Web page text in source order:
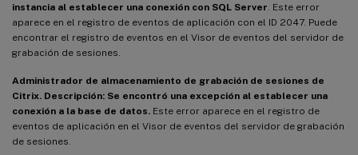
instancia al establecer una conexión con SQL Server . Este error
aparece en el registro de eventos de aplicación con el ID 2047. Puede
encontrar el registro de eventos en el Visor de eventos del servidor de
grabación de sesiones.
Administrador de almacenamiento de grabación de sesiones de
Citrix. Descripción: Se encontró una excepción al establecer una
conexión a la base de datos. Este error aparece en el registro de
eventos de aplicación en el Visor de eventos del servidor de grabación
de sesiones.